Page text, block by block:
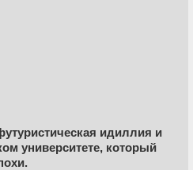
идиллия и
университете, который